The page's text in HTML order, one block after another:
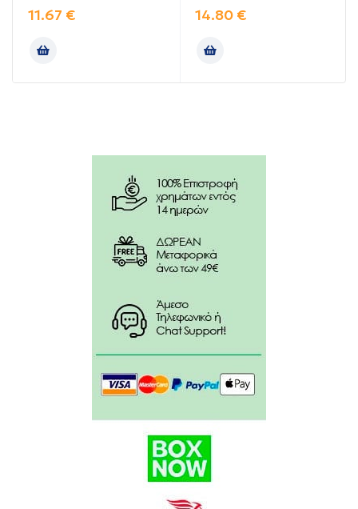
Η βιταμίνη Β6:
Προάγει τον σχηματισμό των ερυθρών
Εμποδίζει τον σχηματισμό της τοξικής ουσίας
ομοκυστεΐνης, που έχει ενοχοποιηθεί για την
ανάπτυξη καρδιαγγειακών νοσημάτων.
Οδηγίες χρήσης:
1 δισκίο την ημέρα.
Συστήνεται να λαμβάνεται μετά το γεύμα.
Συστατικά:
νάτριο, σορβιτόλη, άρωμα ροδάκινο, σκόνη τεύτλων,
ασπαρτάμη, ακεσουλφάμη Κ, ριβοφλαβίνη, βιταμίνη
11.67 € 14.80 €